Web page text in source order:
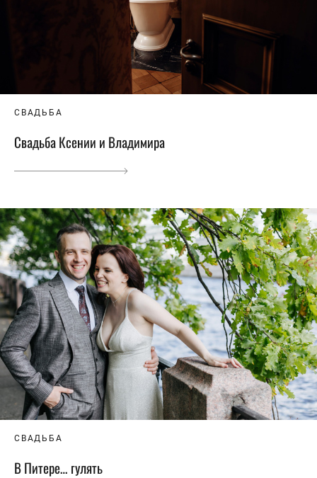
СВАДЬБА
Свадьба Ксении и Владимира
СВАДЬБА
В Питере… гулять